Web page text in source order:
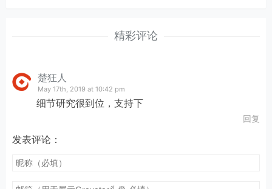
精彩评论
楚狂人
May 17th, 2019 at 10:42 pm
细节研究很到位，支持下
回复
发表评论：